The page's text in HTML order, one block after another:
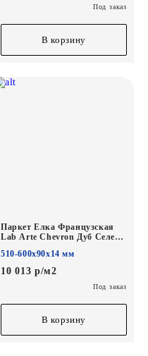
Под заказ
В корзину
Паркет Елка Французская
Lab Arte Chevron Дуб Селект
510-600х90х14 мм
10 013 р/м2
Под заказ
В корзину